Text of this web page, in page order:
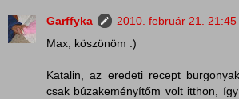
Garffyka
2010. február 21. 21:45
Max, köszönöm :)
Katalin, az eredeti recept
csak búzakeményítőm volt itthon,